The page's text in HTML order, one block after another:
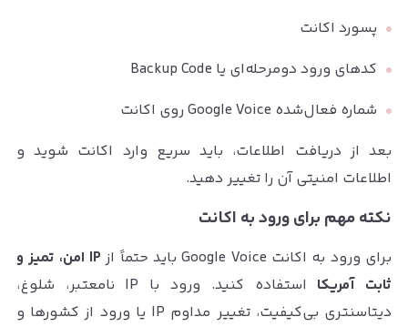
پسورد اکانت
کدهای ورود دومرحله‌ای یا Backup Code
شماره فعال‌شده Google Voice روی اکانت
بعد از دریافت اطلاعات، باید سریع وارد اکانت شوید و
اطلاعات امنیتی آن را تغییر دهید.
نکته مهم برای ورود به اکانت
برای ورود به اکانت Google Voice باید حتماً از
IP امن، تمیز و
ثابت آمریکا
استفاده کنید. ورود با IP نامعتبر، شلوغ،
دیتاسنتری بی‌کیفیت، تغییر مداوم IP یا ورود از کشورها و